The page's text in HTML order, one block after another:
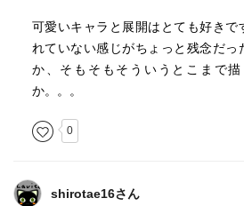
可愛いキャラと展開はとても好きで
れていない感じがちょっと残念だっ
か、そもそもそういうとこまで
か。。。
0
shirotae16さん